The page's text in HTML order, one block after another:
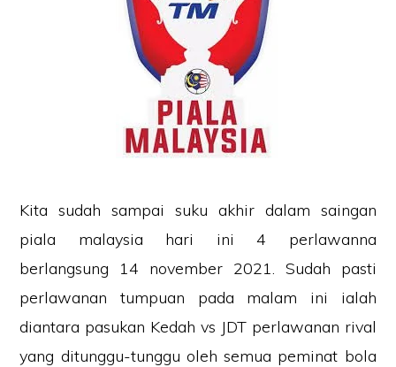
Kita sudah sampai suku akhir dalam saingan
piala malaysia hari ini 4 perlawanna
berlangsung 14 november 2021. Sudah pasti
perlawanan tumpuan pada malam ini ialah
diantara pasukan Kedah vs JDT perlawanan rival
yang ditunggu-tunggu oleh semua peminat bola